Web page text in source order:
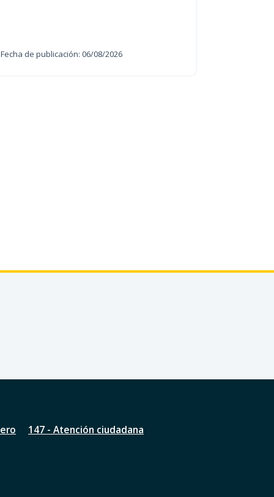
Fecha de publicación: 06/08/2026
147 - Atención ciudadana